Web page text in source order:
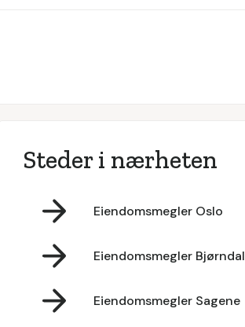
Steder i nærheten
Eiendomsmegler Oslo
Eiendomsmegler Bjørndal
Eiendomsmegler Sagene